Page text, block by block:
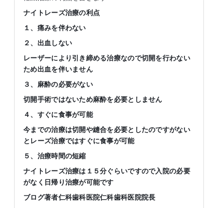
ナイトレーズ治療の利点
１、痛みを伴わない
２、出血しない
レーザーにより引き締める治療なので切開を行わない
ため出血を伴いません
３、麻酔の必要がない
切開手術ではないため麻酔を必要としません
４、すぐに食事が可能
今までの治療は切開や縫合を必要としたのですがない
とレーズ治療ではすぐに食事が可能
５、治療時間の短縮
ナイトレーズ治療は１５分ぐらいですので入院の必要
がなく日帰り治療が可能です
ブログ著者仁科歯科医院仁科歯科医院院長